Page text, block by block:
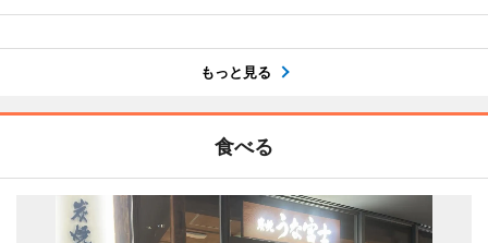
もっと見る
食べる